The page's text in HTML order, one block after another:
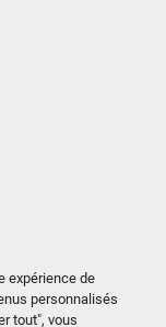
expérience de
personnalisés
tout", vous